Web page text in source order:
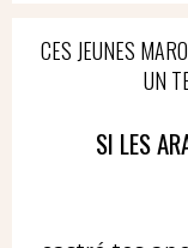
CES JEUNES
UN
SI LES